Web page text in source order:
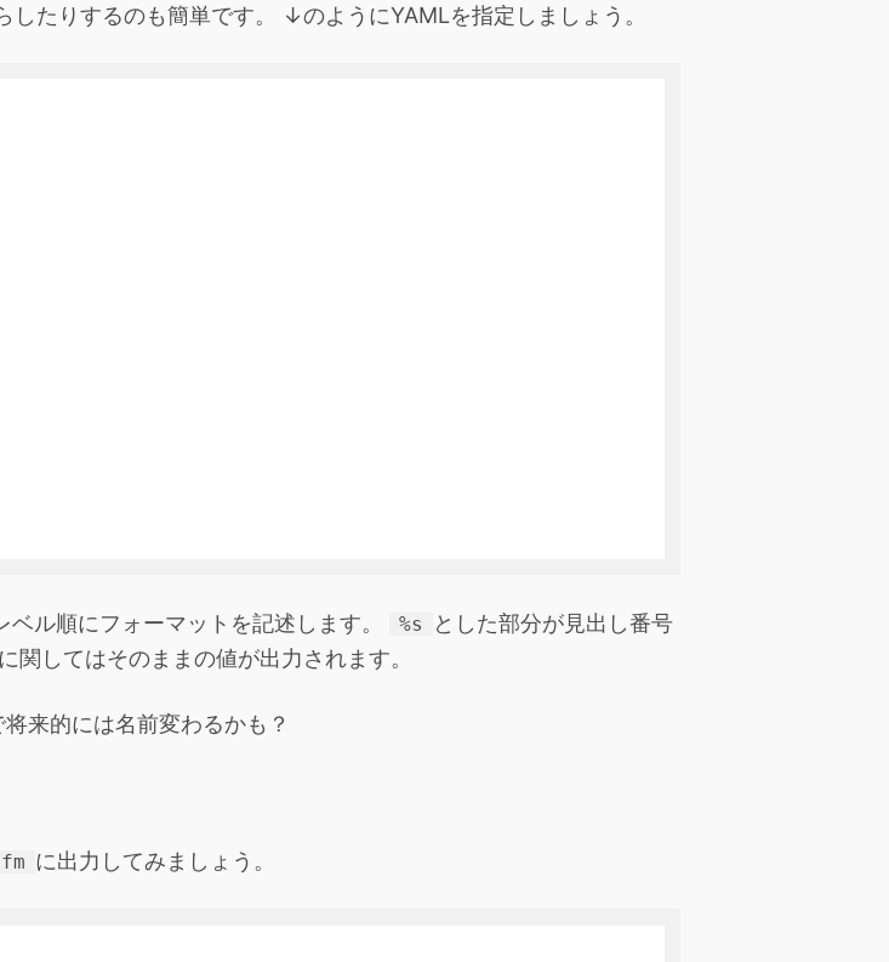
たりするのも簡単です。 ↓のようにYAMLを指定しましょう。
ベル順にフォーマットを記述します。 %s
とした部分が見出し番号
してはそのままの値が出力されます。
来的には名前変わるかも？
に出力してみましょう。